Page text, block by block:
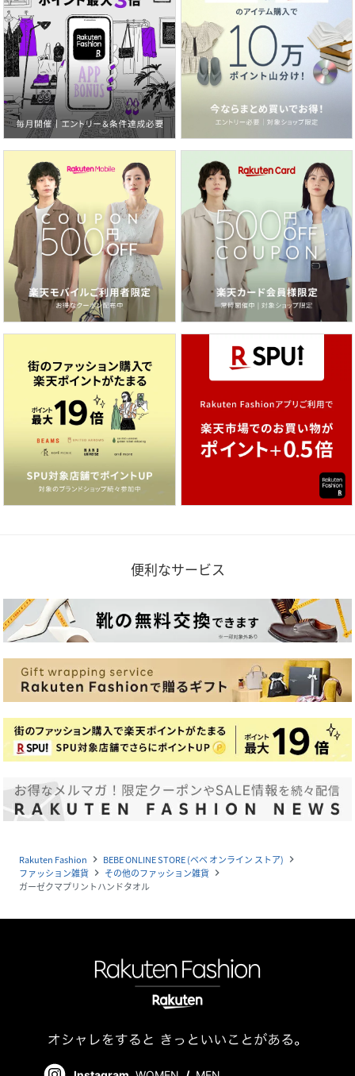
便利なサービス
Rakuten Fashion navigate_next BEBE ONLINE STORE (ベベ オンライン ストア) navigate_next
ファッション雑貨 navigate_next その他のファッション雑貨 navigate_next
ガーゼクマプリントハンドタオル